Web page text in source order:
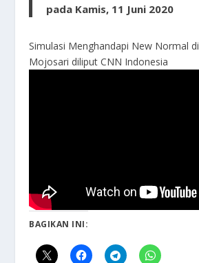
pada Kamis, 11 Juni 2020
Simulasi Menghandapi New Normal
Mojosari diliput CNN Indonesia
BAGIKAN INI: